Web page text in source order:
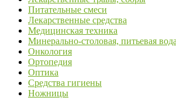
Питательные смеси
Лекарственные средства
Медицинская техника
Минерально-столовая, питьевая вода
Онкология
Ортопедия
Оптика
Средства гигиены
Ножницы